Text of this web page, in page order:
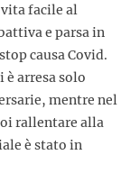
vita facile al
e parsa in
causa Covid.
è arresa solo
mentre nel
rallentare alla
è stato in